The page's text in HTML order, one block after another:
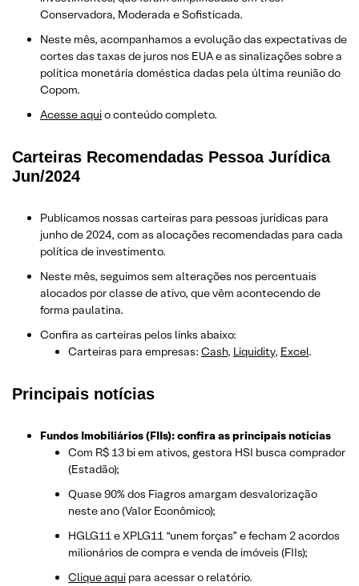
Conservadora, Moderada e Sofisticada.
Neste mês, acompanhamos a evolução das expectativas de
cortes das taxas de juros nos EUA e as sinalizações sobre a
política monetária doméstica dadas pela última reunião do
Copom.
Acesse aquio conteúdo completo.
Carteiras Recomendadas Pessoa Jurídica
Jun/2024
Publicamos nossas carteiras para pessoas jurídicas para
junho de 2024, com as alocações recomendadas para cada
política de investimento.
Neste mês, seguimos sem alterações nos percentuais
alocados por classe de ativo, que vêm acontecendo de
forma paulatina.
Confira as carteiras pelos links abaixo:
Carteiras para empresas: Cash, Liquidity, Excel.
Principais notícias
Fundos Imobiliários (FIIs): confira as principais notícias
Com R$ 13 bi em ativos, gestora HSI busca comprador
(Estadão);
Quase 90% dos Fiagros amargam desvalorização
neste ano (Valor Econômico);
HGLG11 e XPLG11 “unem forças” e fecham 2 acordos
milionários de compra e venda de imóveis (FIIs);
Clique aqui para acessar o relatório.